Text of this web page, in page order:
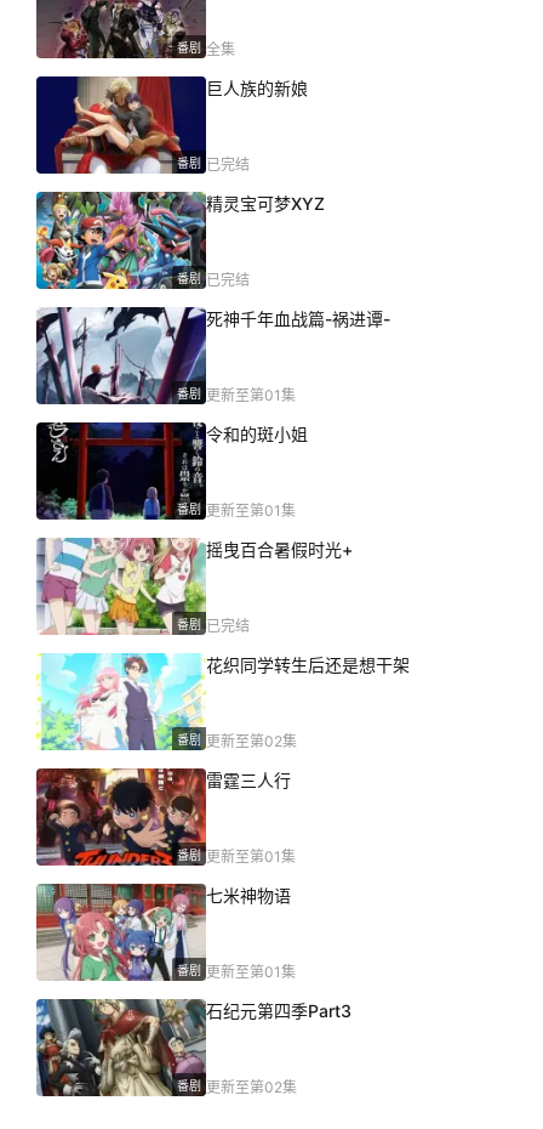
番剧 全集
番剧
巨人族的新娘
已完结
番剧
精灵宝可梦XYZ
已完结
番剧
死神千年血战篇-祸进谭-
更新至第01集
番剧
令和的斑小姐
更新至第01集
番剧
摇曳百合暑假时光+
已完结
番剧
花织同学转生后还是想干架
更新至第02集
番剧
雷霆三人行
更新至第01集
番剧
七米神物语
更新至第01集
番剧
石纪元第四季Part3
更新至第02集